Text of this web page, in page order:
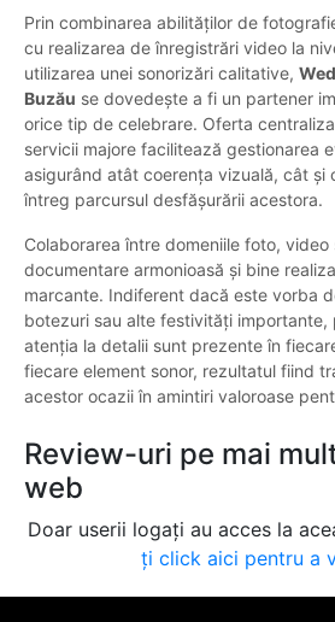
Prin combinarea abilităților de
cu realizarea de înregistrări video la
utilizarea unei sonorizări calitative,
Buzău se dovedește a fi un partener
orice tip de celebrare. Oferta
servicii majore facilitează gestionarea
asigurând atât coerența vizuală, cât și
întreg parcursul desfășurării acestora.
Colaborarea între domeniile foto,
documentare armonioasă și bine
marcante. Indiferent dacă este vorba
botezuri sau alte festivități importante,
atenția la detalii sunt prezente în
fiecare element sonor, rezultatul fiind
acestor ocazii în amintiri valoroase
Review-uri pe mai
web
Doar userii logați au acces la
ți click aici pentru a